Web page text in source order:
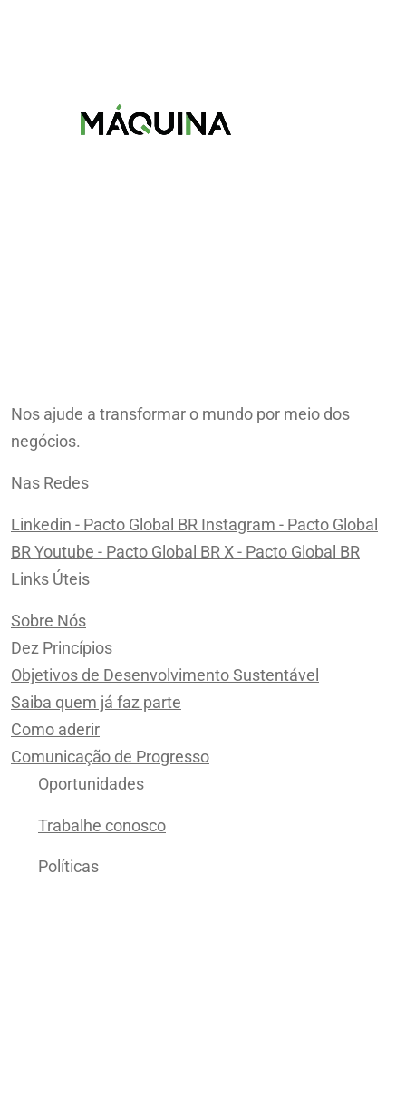
Nos ajude a transformar o mundo por meio dos
negócios.
Nas Redes
Linkedin - Pacto Global BR Instagram - Pacto Global
BR Youtube - Pacto Global BR X - Pacto Global BR
Links Úteis
Sobre Nós
Dez Princípios
Objetivos de Desenvolvimento Sustentável
Saiba quem já faz parte
Como aderir
Comunicação de Progresso
Oportunidades
Trabalhe conosco
Políticas